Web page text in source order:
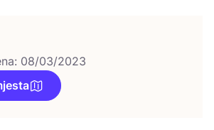
08/03/2023